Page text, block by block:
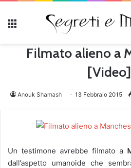
Filmato alieno a
[Video]
Anouk Shamash 13 Febbraio 2015
Un testimone avrebbe filmato a
dall’aspetto umanoide che